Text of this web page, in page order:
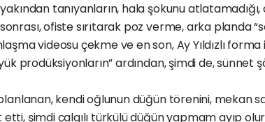
tanıyanların, hala şokunu atlatamadığı,
sonrası, ofiste sırıtarak poz verme, arka planda
videosu çekme ve en son, Ay Yıldızlı
prodüksiyonların” ardından, şimdi de, sünnet
planlanan, kendi oğlunun düğün törenini, mekan
etti, şimdi çalgılı türkülü düğün yapmam ayıp